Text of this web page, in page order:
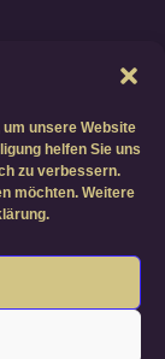
unsere Website
helfen Sie uns
zu verbessern.
möchten. Weitere
für